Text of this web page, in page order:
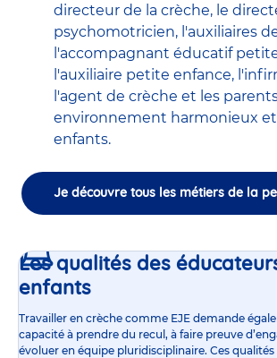
directeur de la crèche, le
psychomotricien, l'auxiliaires
l'accompagnant éducatif
l'auxiliaire petite enfance,
l'agent de crèche et les
environnement harmonieux
enfants.
Je découvre tous les métiers de la
Les qualités des
enfants
Travailler en crèche comme EJE demande
capacité à prendre du recul, à faire preuve
évoluer en équipe pluridisciplinaire. Ces